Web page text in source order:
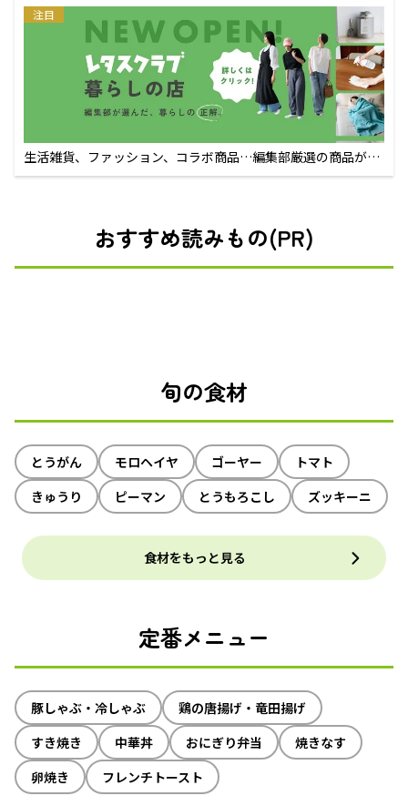
注目
生活雑貨、ファッション、コラボ商品…編集部厳選の商品が買
えるECサイト
おすすめ読みもの(PR)
旬の食材
とうがん モロヘイヤ ゴーヤー
トマト
きゅうり
ピーマン とうもろこし ズッキーニ
食材をもっと見る
定番メニュー
豚しゃぶ・冷しゃぶ
鶏の唐揚げ・竜田揚げ
すき焼き
中華丼 おにぎり弁当
焼きなす
卵焼き
フレンチトースト